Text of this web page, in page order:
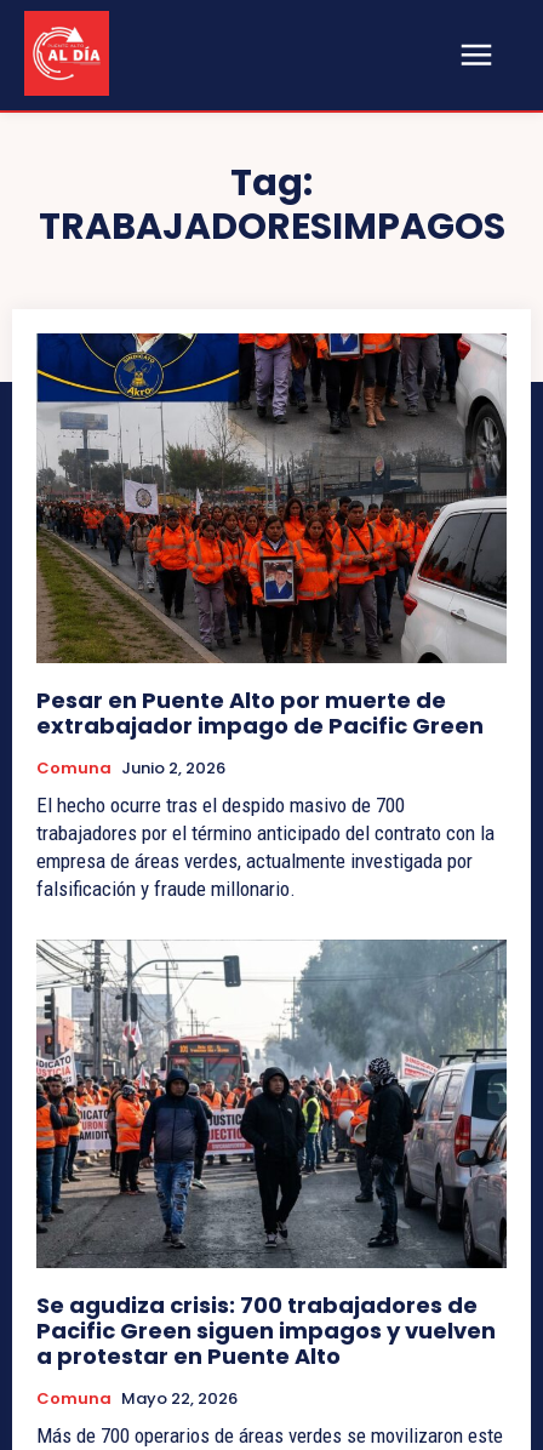
Tag:
TRABAJADORESIMPAGOS
Pesar en Puente Alto por muerte de
extrabajador impago de Pacific Green
Comuna Junio 2, 2026
El hecho ocurre tras el despido masivo de 700
trabajadores por el término anticipado del contrato con la
empresa de áreas verdes, actualmente investigada por
falsificación y fraude millonario.
Se agudiza crisis: 700 trabajadores de
Pacific Green siguen impagos y vuelven
a protestar en Puente Alto
Comuna Mayo 22, 2026
Más de 700 operarios de áreas verdes se movilizaron este